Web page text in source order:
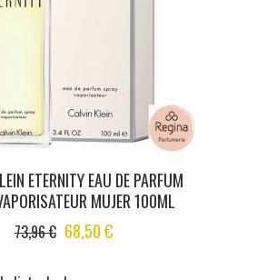
ETERNITY EAU DE PARFUM
MUJER 100ML
73,96€ ORIGINAL
WAS:
68,50€CURRENT